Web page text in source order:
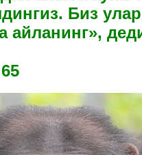
Биз
айланинг»,